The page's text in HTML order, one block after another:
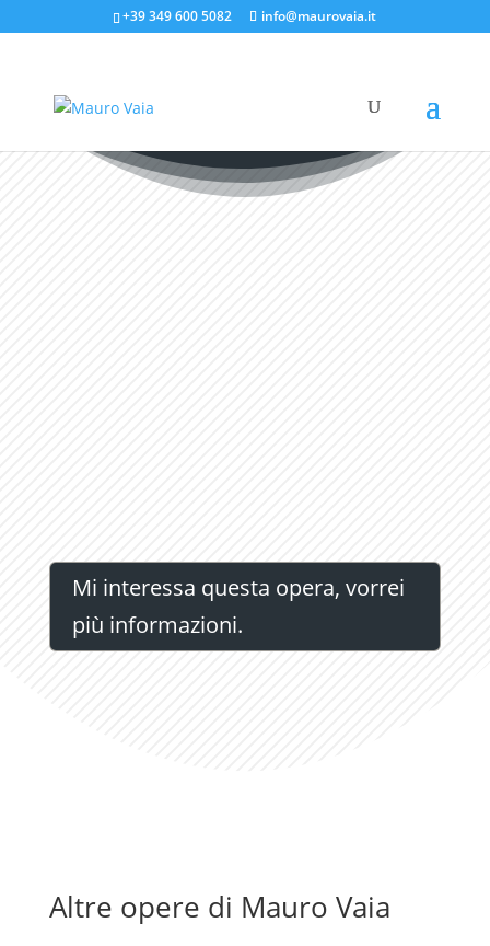
+39 349 600 5082 info@maurovaia.it
Mi interessa questa opera, vorrei
più informazioni.
Altre opere di Mauro Vaia